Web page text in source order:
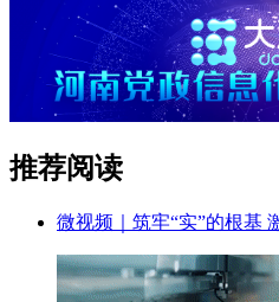
推荐阅读
微视频｜筑牢“实”的根基